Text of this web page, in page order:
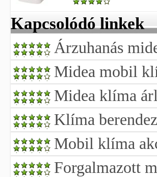
Kapcsolódó linkek
Árzuhanás
Midea mobil
Midea klíma
Klíma
Mobil klíma
Forgalmazott